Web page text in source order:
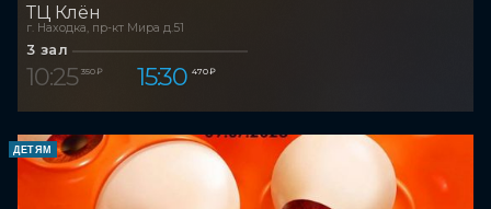
ТЦ Клён
г. Находка, пр-кт Мира д.51
3 зал
10:25 350 ₽ 15:30 470 ₽
ДЕТЯМ